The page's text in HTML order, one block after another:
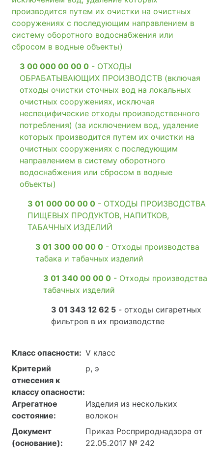
производится путем их очистки на очистных
сооружениях с последующим направлением в
систему оборотного водоснабжения или
сбросом в водные объекты)
3 00 000 00 00 0 - ОТХОДЫ
ОБРАБАТЫВАЮЩИХ ПРОИЗВОДСТВ (включая
отходы очистки сточных вод на локальных
очистных сооружениях, исключая
неспецифические отходы производственного
потребления) (за исключением вод, удаление
которых производится путем их очистки на
очистных сооружениях с последующим
направлением в систему оборотного
водоснабжения или сбросом в водные
объекты)
3 01 000 00 00 0 - ОТХОДЫ ПРОИЗВОДСТВА
ПИЩЕВЫХ ПРОДУКТОВ, НАПИТКОВ,
ТАБАЧНЫХ ИЗДЕЛИЙ
3 01 300 00 00 0 - Отходы производства
табака и табачных изделий
3 01 340 00 00 0 - Отходы производства
табачных изделий
3 01 343 12 62 5 - отходы сигаретных
фильтров в их производстве
Класс опасности: V класс
Критерий
отнесения к
классу опасности:
р, э
Агрегатное
состояние:
Изделия из нескольких
волокон
Документ
(основание):
Приказ Росприроднадзора от
22.05.2017 № 242